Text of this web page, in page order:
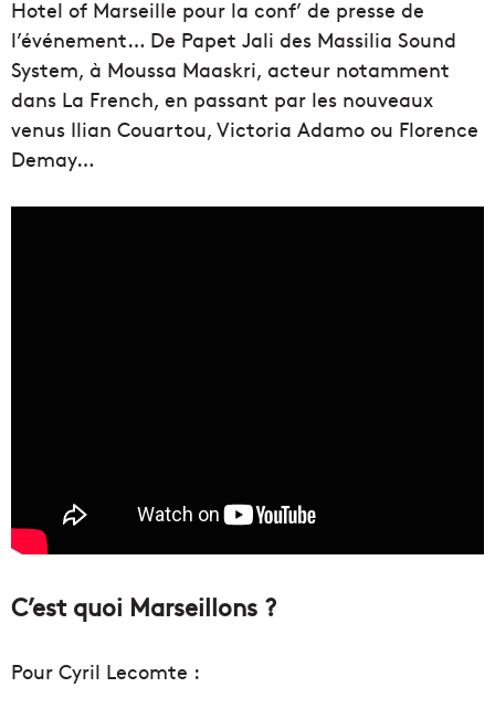
Hotel of Marseille pour la conf’ de presse de
l’événement… De Papet Jali des Massilia Sound
System, à Moussa Maaskri, acteur notamment
dans La French, en passant par les nouveaux
venus Ilian Couartou, Victoria Adamo ou Florence
Demay…
C’est quoi Marseillons ?
Pour Cyril Lecomte :